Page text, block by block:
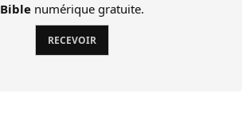
Biblenumérique gratuite.
RECEVOIR